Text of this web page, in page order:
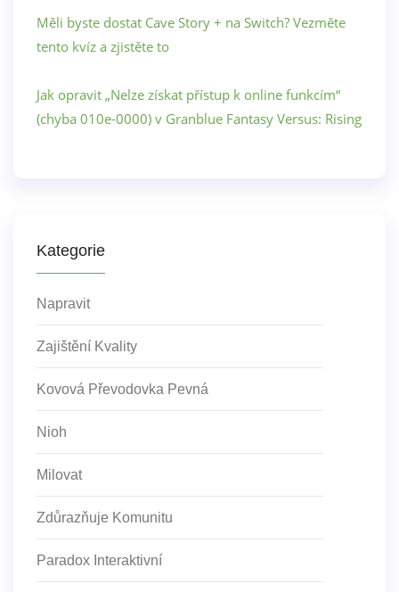
Měli byste dostat Cave Story + na Switch? Vezměte
tento kvíz a zjistěte to
Jak opravit „Nelze získat přístup k online funkcím“
(chyba 010e-0000) v Granblue Fantasy Versus: Rising
Kategorie
Napravit
Zajištění Kvality
Kovová Převodovka Pevná
Nioh
Milovat
Zdůrazňuje Komunitu
Paradox Interaktivní